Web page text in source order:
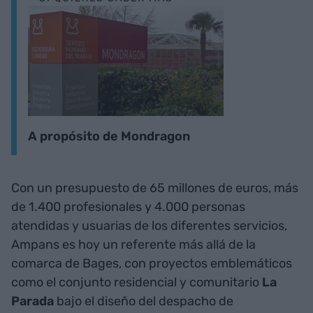
A propósito de Mondragon
Con un presupuesto de 65 millones de euros, más
de 1.400 profesionales y 4.000 personas
atendidas y usuarias de los diferentes servicios,
Ampans es hoy un referente más allá de la
comarca de Bages, con proyectos emblemáticos
como el conjunto residencial y comunitario La
Parada bajo el diseño del despacho de